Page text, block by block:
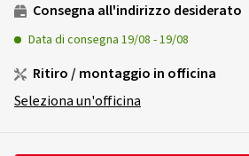
Consegna all'indirizzo desiderato
Data di consegna 19/08 -19/08
Ritiro / montaggio in officina
Seleziona un'officina